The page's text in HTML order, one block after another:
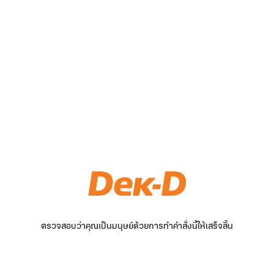
ตรวจสอบว่าคุณเป็นมนุษย์ด้วยการทำคำสั่งนี้ให้เสร็จสิ้น